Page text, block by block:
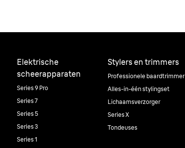
Elektrische
scheerapparaten
Series 9 Pro
Series 7
Series 5
Series 3
Series 1
Stylers en trimmers
Professionele baardtrimmer
Alles-in-één stylingset
Lichaamsverzorger
Series X
Tondeuses